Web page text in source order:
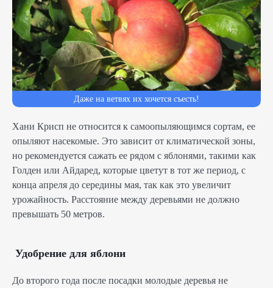
Даже на ветвях их хочется съесть!
Хани Крисп не относится к самоопыляющимся сортам, ее
опыляют насекомые. Это зависит от климатической зоны,
но рекомендуется сажать ее рядом с яблонями, такими как
Голден или Айдаред, которые цветут в тот же период, с
конца апреля до середины мая, так как это увеличит
урожайность. Расстояние между деревьями не должно
превышать 50 метров.
Удобрение для яблони
До второго года после посадки молодые деревья не